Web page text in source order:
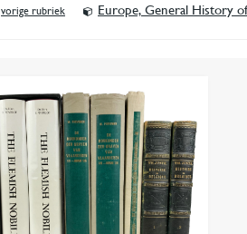
vorige rubriek Europe, General History of